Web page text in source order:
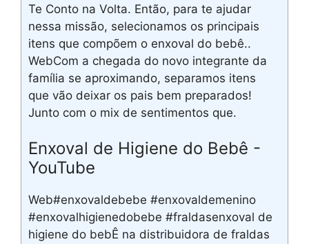
Te Conto na Volta. Então, para te ajudar
nessa missão, selecionamos os principais
itens que compõem o enxoval do bebê..
WebCom a chegada do novo integrante da
família se aproximando, separamos itens
que vão deixar os pais bem preparados!
Junto com o mix de sentimentos que.
Enxoval de Higiene do Bebê -
YouTube
Web#enxovaldebebe #enxovaldemenino
#enxovalhigienedobebe #fraldasenxoval de
higiene do bebÊ na distribuidora de fraldas